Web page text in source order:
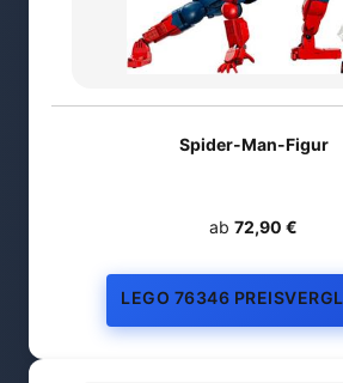
Spider-Man-Figur
ab 72,90 €
LEGO 76346